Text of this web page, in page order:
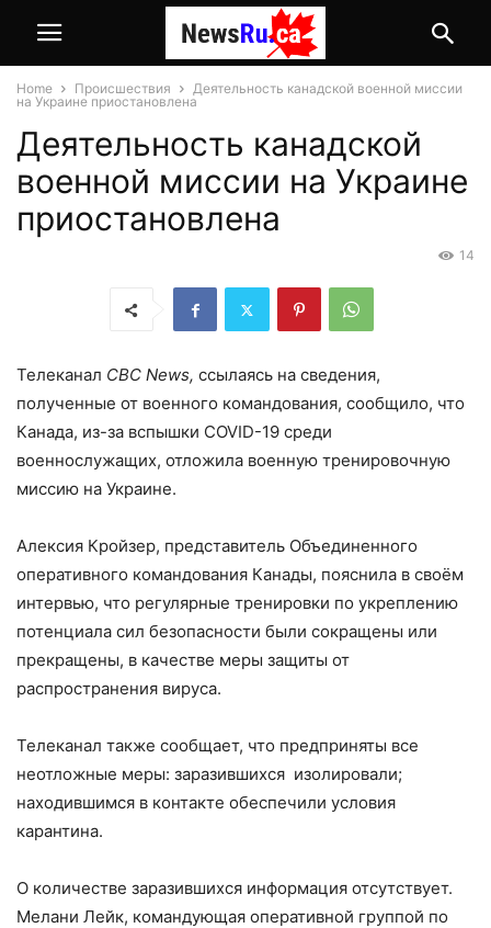
Home Происшествия
Деятельность канадской военной миссии
на Украине приостановлена
Деятельность канадской
военной миссии на Украине
приостановлена
14
Телеканал CBC News, ссылаясь на сведения,
полученные от военного командования, сообщило, что
Канада, из-за вспышки COVID-19 среди
военнослужащих, отложила военную тренировочную
миссию на Украине.
Алексия Кройзер, представитель Объединенного
оперативного командования Канады, пояснила в своём
интервью, что регулярные тренировки по укреплению
потенциала сил безопасности были сокращены или
прекращены, в качестве меры защиты от
распространения вируса.
Телеканал также сообщает, что предприняты все
неотложные меры: заразившихся изолировали;
находившимся в контакте обеспечили условия
карантина.
О количестве заразившихся информация отсутствует.
Мелани Лейк, командующая оперативной группой по